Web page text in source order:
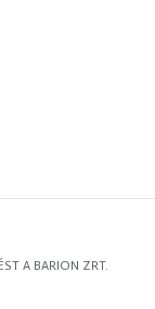
A BARION ZRT.